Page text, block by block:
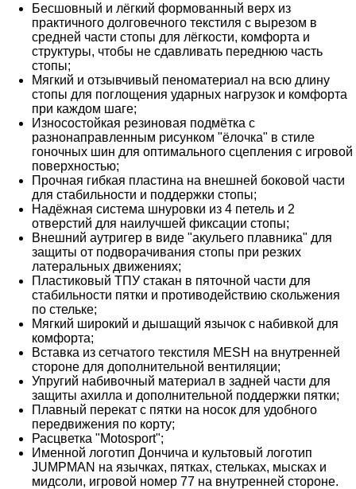
Бесшовный и лёгкий формованный верх из
практичного долговечного текстиля с вырезом в
средней части стопы для лёгкости, комфорта и
структуры, чтобы не сдавливать переднюю часть
стопы;
Мягкий и отзывчивый пеноматериал на всю длину
стопы для поглощения ударных нагрузок и комфорта
при каждом шаге;
Износостойкая резиновая подмётка с
разнонаправленным рисунком "ёлочка" в стиле
гоночных шин для оптимального сцепления с игровой
поверхностью;
Прочная гибкая пластина на внешней боковой части
для стабильности и поддержки стопы;
Надёжная система шнуровки из 4 петель и 2
отверстий для наилучшей фиксации стопы;
Внешний аутригер в виде "акульего плавника" для
защиты от подворачивания стопы при резких
латеральных движениях;
Пластиковый ТПУ стакан в пяточной части для
стабильности пятки и противодействию скольжения
по стельке;
Мягкий широкий и дышащий язычок с набивкой для
комфорта;
Вставка из сетчатого текстиля MESH на внутренней
стороне для дополнительной вентиляции;
Упругий набивочный материал в задней части для
защиты ахилла и дополнительной поддержки пятки;
Плавный перекат с пятки на носок для удобного
передвижения по корту;
Расцветка "Motosport";
Именной логотип Дончича и культовый логотип
JUMPMAN на язычках, пятках, стельках, мысках и
мидсоли, игровой номер 77 на внутренней стороне.